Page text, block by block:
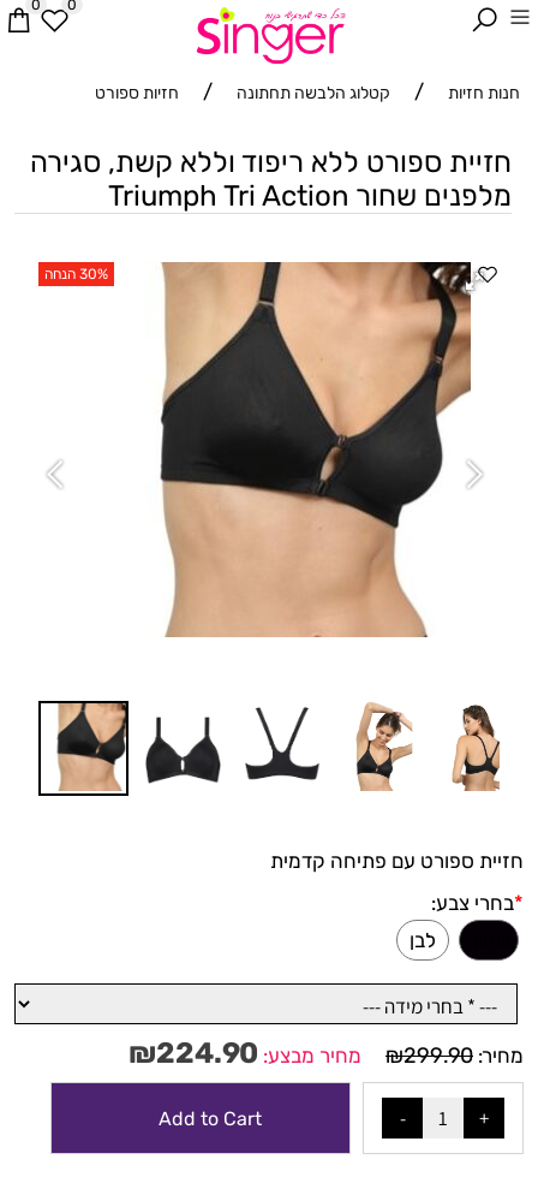
0 0
חנות חזיות / קטלוג הלבשה תחתונה / חזיות ספורט
חזיית ספורט ללא ריפוד וללא קשת, סגירה
מלפנים שחור Triumph Tri Action
30% הנחה
חזיית ספורט עם פתיחה קדמית
*בחרי צבע:
לבן
מחיר: ₪299.90 מחיר מבצע: ₪224.90
Add to Cart